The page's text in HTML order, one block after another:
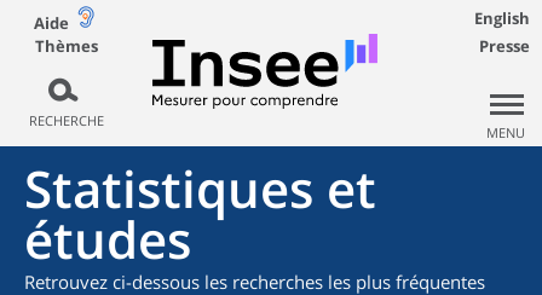
Aide
Thèmes
RECHERCHE
English
Presse
MENU
Statistiques et
études
Retrouvez ci-dessous les recherches les plus fréquentes